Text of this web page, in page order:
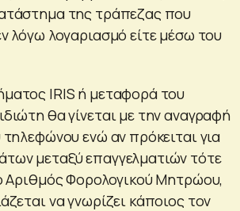
της τράπεζας που
λόγω λογαριασμό είτε μέσω του
IRIS ή μεταφορά του
θα γίνεται με την αναγραφή
τηλεφώνου ενώ αν πρόκειται για
μεταξύ επαγγελματιών τότε
Αριθμός Φορολογικού Μητρώου,
να γνωρίζει κάποιος τον